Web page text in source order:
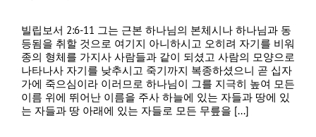
빌립보서 2:6-11 그는 근본 하나님의 본체시나 하나님과 동
등됨을 취할 것으로 여기지 아니하시고 오히려 자기를 비워
종의 형체를 가지사 사람들과 같이 되셨고 사람의 모양으로
나타나사 자기를 낮추시고 죽기까지 복종하셨으니 곧 십자
가에 죽으심이라 이러므로 하나님이 그를 지극히 높여 모든
이름 위에 뛰어난 이름을 주사 하늘에 있는 자들과 땅에 있
는 자들과 땅 아래에 있는 자들로 모든 무릎을 [...]